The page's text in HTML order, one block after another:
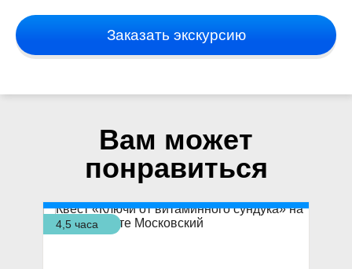
Заказать экскурсию
Вам может
понравиться
4,5 часа